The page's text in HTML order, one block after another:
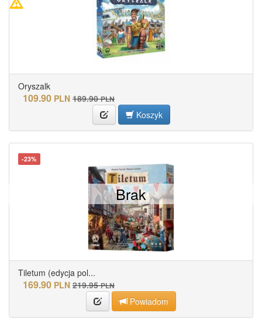
Oryszalk
109.90 PLN 189.90 PLN
Koszyk
-23%
Tiletum (edycja pol...
169.90 PLN 219.95 PLN
Powiadom
Brak